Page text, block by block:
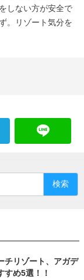
しない方が安全で
。リゾート気分を
検索
チリゾート、アガデ
すめ5選！！